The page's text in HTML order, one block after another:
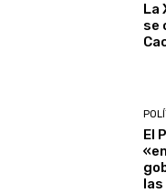
La
se
El